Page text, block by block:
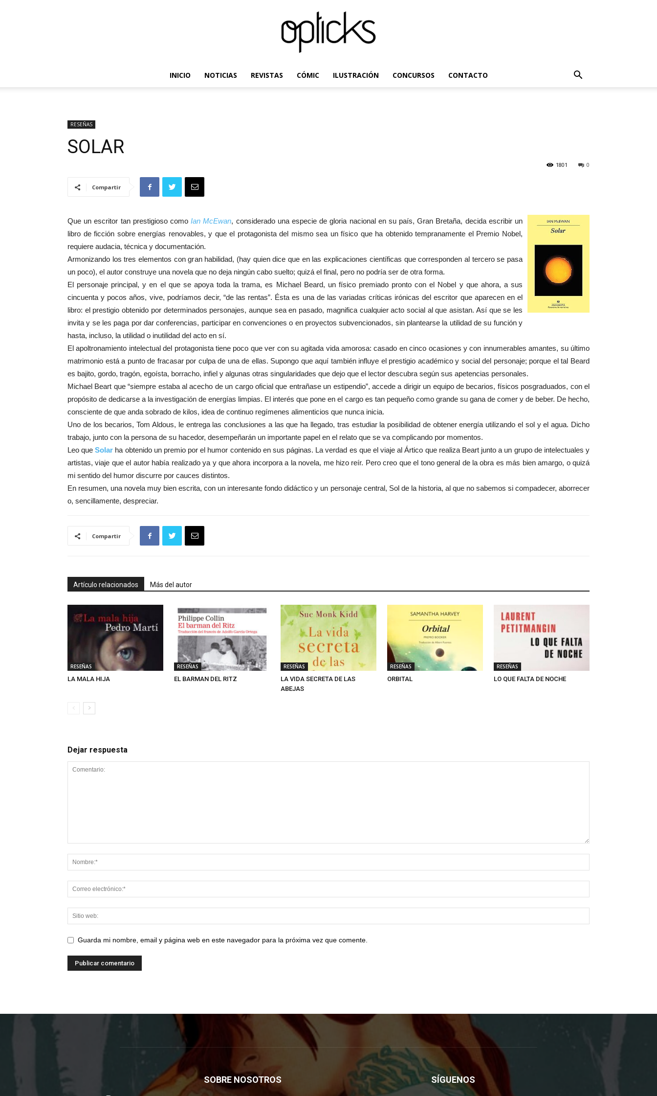
INICIO NOTICIAS REVISTAS CÓMIC ILUSTRACIÓN CONCURSOS CONTACTO
RESEÑAS
SOLAR
0
1801
Compartir
Que un escritor tan prestigioso comoIan McEwan, considerado una especie de gloria nacional en su país, Gran Bretaña, decida escribir un
libro de ficción sobre energías renovables, y que el protagonista del mismo sea un físico que ha obtenido tempranamente el Premio Nobel,
requiere audacia, técnica y documentación.
Armonizando los tres elementos con gran habilidad, (hay quien dice que en las explicaciones científicas que corresponden al tercero se pasa
un poco), el autor construye una novela que no deja ningún cabo suelto; quizá el final, pero no podría ser de otra forma.
El personaje principal, y en el que se apoya toda la trama, es Michael Beard, un físico premiado pronto con el Nobel y que ahora, a sus
cincuenta y pocos años, vive, podríamos decir, “de las rentas”. Ésta es una de las variadas críticas irónicas del escritor que aparecen en el
libro: el prestigio obtenido por determinados personajes, aunque sea en pasado, magnifica cualquier acto social al que asistan. Así que se les
invita y se les paga por dar conferencias, participar en convenciones o en proyectos subvencionados, sin plantearse la utilidad de su función y
hasta, incluso, la utilidad o inutilidad del acto en sí.
El apoltronamiento intelectual del protagonista tiene poco que ver con su agitada vida amorosa: casado en cinco ocasiones y con innumerables amantes, su último
matrimonio está a punto de fracasar por culpa de una de ellas. Supongo que aquí también influye el prestigio académico y social del personaje; porque el tal Beard
es bajito, gordo, tragón, egoísta, borracho, infiel y algunas otras singularidades que dejo que el lector descubra según sus apetencias personales.
Michael Beart que “siempre estaba al acecho de un cargo oficial que entrañase un estipendio”, accede a dirigir un equipo de becarios, físicos posgraduados, con el
propósito de dedicarse a la investigación de energías limpias. El interés que pone en el cargo es tan pequeño como grande su gana de comer y de beber. De hecho,
consciente de que anda sobrado de kilos, idea de continuo regímenes alimenticios que nunca inicia.
Uno de los becarios, Tom Aldous, le entrega las conclusiones a las que ha llegado, tras estudiar la posibilidad de obtener energía utilizando el sol y el agua. Dicho
trabajo, junto con la persona de su hacedor, desempeñarán un importante papel en el relato que se va complicando por momentos.
Leo queSolar ha obtenido un premio por el humor contenido en sus páginas. La verdad es que el viaje al Ártico que realiza Beart junto a un grupo de intelectuales y
artistas, viaje que el autor había realizado ya y que ahora incorpora a la novela, me hizo reír. Pero creo que el tono general de la obra es más bien amargo, o quizá
mi sentido del humor discurre por cauces distintos.
En resumen, una novela muy bien escrita, con un interesante fondo didáctico y un personaje central, Sol de la historia, al que no sabemos si compadecer, aborrecer
o, sencillamente, despreciar.
Compartir
Artículo relacionados Más del autor
RESEÑAS
LA MALA HIJA
RESEÑAS
EL BARMAN DEL RITZ
RESEÑAS
LA VIDA SECRETA DE LAS
ABEJAS
RESEÑAS
ORBITAL
RESEÑAS
LO QUE FALTA DE NOCHE
Dejar respuesta
Guarda mi nombre, email y página web en este navegador para la próxima vez que comente.
SOBRE NOSOTROS SÍGUENOS